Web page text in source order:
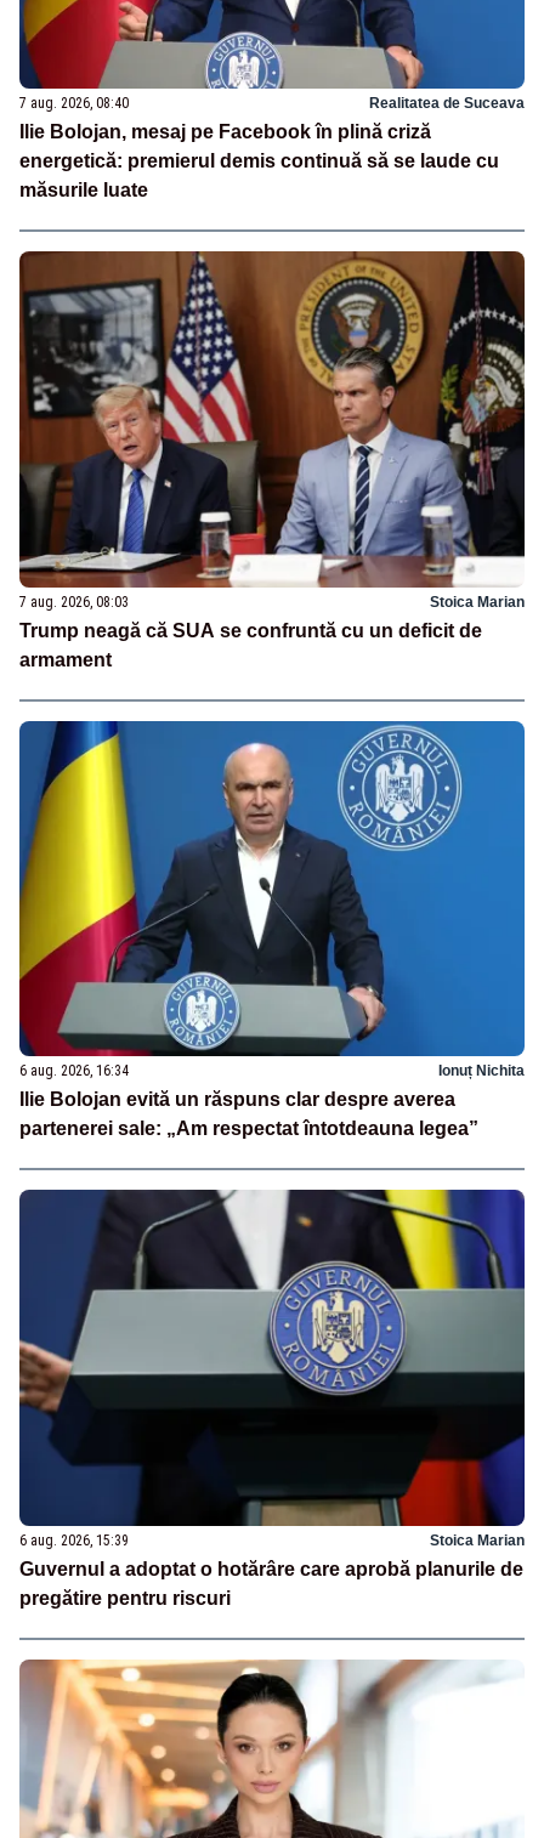
7 aug. 2026, 08:40 Realitatea de Suceava
Ilie Bolojan, mesaj pe Facebook în plină criză
energetică: premierul demis continuă să se laude cu
măsurile luate
7 aug. 2026, 08:03 Stoica Marian
Trump neagă că SUA se confruntă cu un deficit de
armament
6 aug. 2026, 16:34 Ionuț Nichita
Ilie Bolojan evită un răspuns clar despre averea
partenerei sale: „Am respectat întotdeauna legea”
6 aug. 2026, 15:39 Stoica Marian
Guvernul a adoptat o hotărâre care aprobă planurile de
pregătire pentru riscuri